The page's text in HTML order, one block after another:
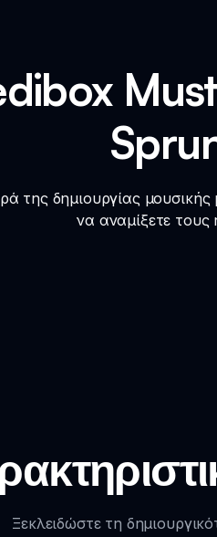
της δημιουργίας μουσικής
να αναμίξετε τους
Ξεκλειδώστε τη